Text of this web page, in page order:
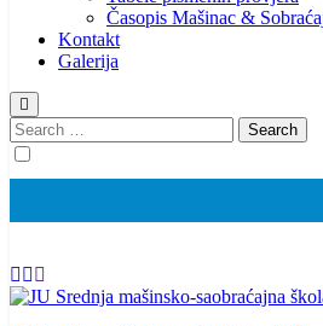
Časopis Mašinac &
Kontakt
Galerija
Search
for: